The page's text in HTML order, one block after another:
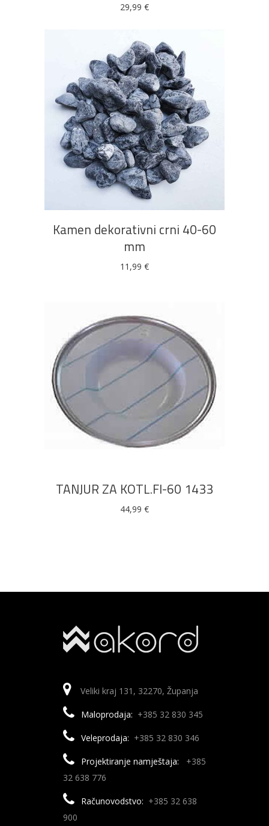
29,99 €
DODAJ U KOŠARICU
Kamen dekorativni crni 40-60
mm
11,99 €
DODAJ U KOŠARICU
TANJUR ZA KOTL.FI-60 1433
44,99 €
Veliki kraj 131, 32270, Županja
Maloprodaja: +385 32 830 345
Veleprodaja: +385 32 830 346
Projektiranje namještaja:
+385
32 638 776
Računovodstvo: +385 32 638
900